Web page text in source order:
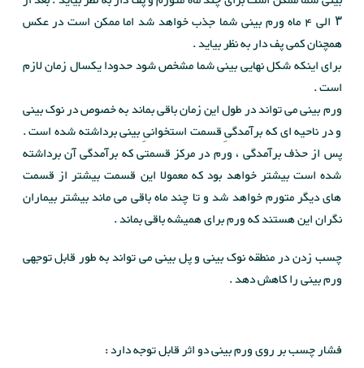
۳ الی ۴ ماه ورم بینی شما جذب خواهد شد اما ممکن است در عکس
همچنان کمی پف دار به نظر بیاید .
برای اینکه شکل نهایی بینی شما مشخص شود حدودا یکسال زمان لازم
است .
ورم بینی می تواند در طول این زمان باقی بماند به خصوص در نوک بینی
و در ناحیه ای که برآمدگیِ قسمت استخوانیِ بینی برداشته شده است .
پس از حذف برآمدگی ، ورم در مرکز قسمتی که برآمدگی آن برداشته
شده است بیشتر خواهد بود که معمولا این قسمت بیشتر از قسمت
های دیگر متورم خواهد شد و تا چند ماه باقی می ماند بیشتر بیماران
نگران این هستند که ورم برای همیشه باقی بماند .
چسب زدن در منطقه نوک بینی و پل بینی می تواند به طور قابل توجهی
ورم بینی را کاهش دهد .
فشار چسب بر روی ورم بینی دو اثر قابل توجه دارد :